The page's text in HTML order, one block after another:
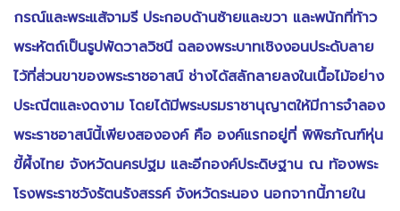
กรณ์และพระแส้จามรี ประกอบด้านซ้ายและขวา และพนักที่ท้าว
พระหัตถ์เป็นรูปพัดวาลวิชนี ฉลองพระบาทเชิงงอนประดับลาย
ไว้ที่ส่วนขาของพระราชอาสน์ ช่างได้สลักลายลงในเนื้อไม้อย่าง
ประณีตและงดงาม โดยได้มีพระบรมราชานุญาตให้มีการจำลอง
พระราชอาสน์นี้เพียงสององค์ คือ องค์แรกอยู่ที่ พิพิธภัณฑ์หุ่น
ขี้ผึ้งไทย จังหวัดนครปฐม และอีกองค์ประดิษฐาน ณ ท้องพระ
โรงพระราชวังรัตนรังสรรค์ จังหวัดระนอง นอกจากนี้ภายใน